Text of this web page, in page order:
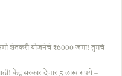
शेतकरी योजनेचे ₹6000 जमा! तुमचं
केंद्र सरकार देणार 5 लाख रुपये –